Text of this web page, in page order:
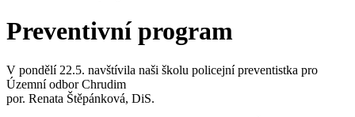
Preventivní program
V pondělí 22.5. navštívila naši školu policejní preventistka pro
Územní odbor Chrudim
por. Renata Štěpánková, DiS.